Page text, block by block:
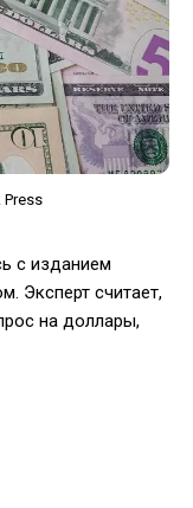
с изданием
Эксперт считает,
на доллары,